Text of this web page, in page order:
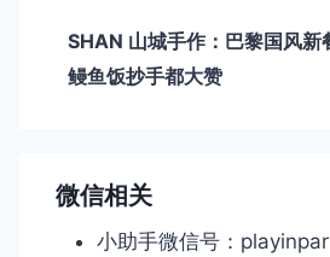
SHAN 山城手作：巴黎国风新
鳗鱼饭抄手都大赞
微信相关
小助手微信号：